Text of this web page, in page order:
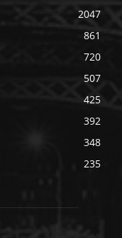
2047
861
720
507
425
392
348
235